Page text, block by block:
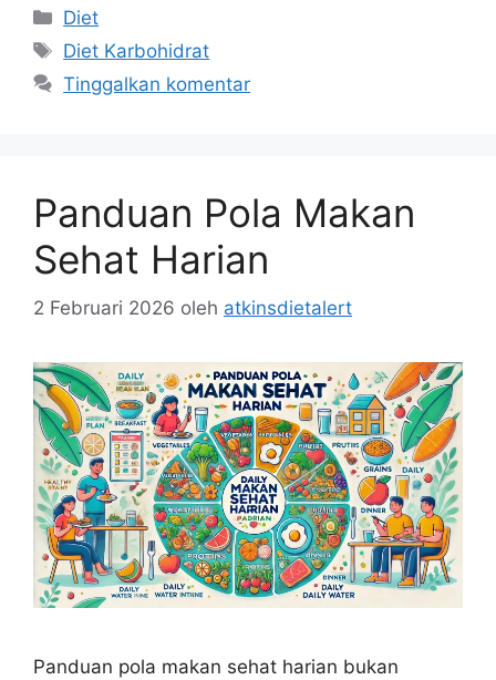
Kategori
Diet
Tag
Diet Karbohidrat
Tinggalkan komentar
Panduan Pola Makan
Sehat Harian
2 Februari 2026 oleh atkinsdietalert
Panduan pola makan sehat harian bukan